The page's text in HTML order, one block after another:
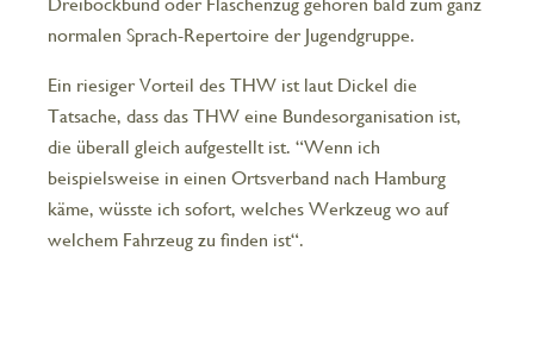
Dreibockbund oder Flaschenzug gehören bald zum ganz
normalen Sprach-Repertoire der Jugendgruppe.
Ein riesiger Vorteil des THW ist laut Dickel die
Tatsache, dass das THW eine Bundesorganisation ist,
die überall gleich aufgestellt ist. “Wenn ich
beispielsweise in einen Ortsverband nach Hamburg
käme, wüsste ich sofort, welches Werkzeug wo auf
welchem Fahrzeug zu finden ist“.